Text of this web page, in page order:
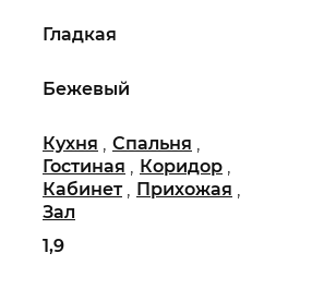
1,9
Бежевый
Кухня , Спальня ,
Гостиная , Коридор ,
Кабинет , Прихожая ,
Зал
Гладкая